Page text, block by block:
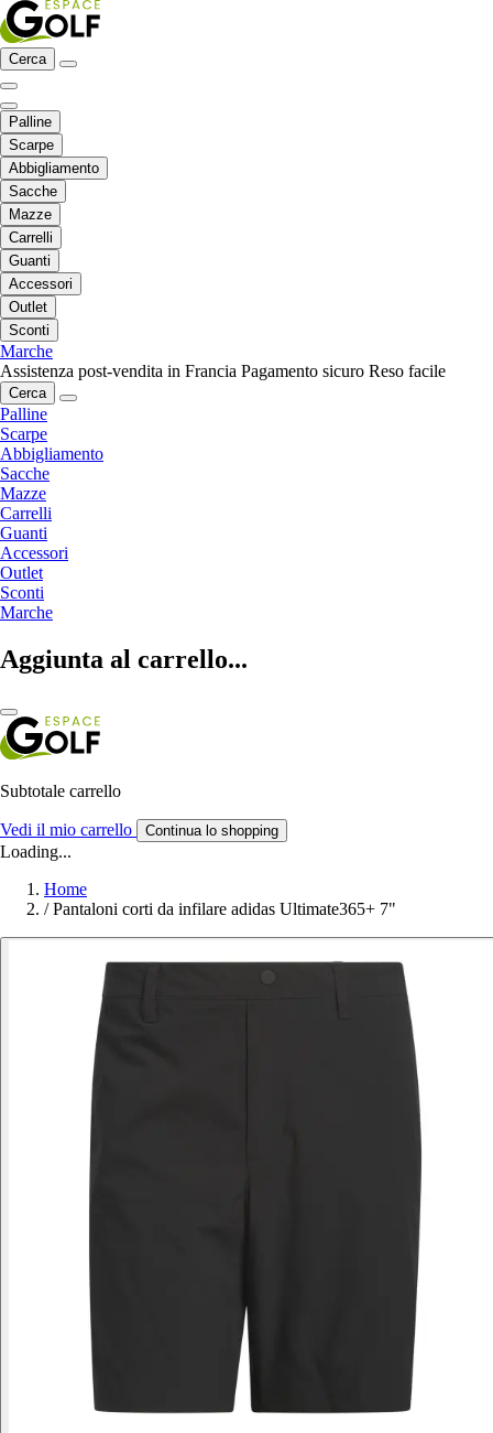
Cerca
Palline
Scarpe
Abbigliamento
Sacche
Mazze
Carrelli
Guanti
Accessori
Outlet
Sconti
Marche
Assistenza post-vendita in Francia Pagamento sicuro Reso facile
Cerca
Palline
Scarpe
Abbigliamento
Sacche
Mazze
Carrelli
Guanti
Accessori
Outlet
Sconti
Marche
Aggiunta al carrello...
Subtotale carrello
Vedi il mio carrello Continua lo shopping
Loading...
Home
/ Pantaloni corti da infilare adidas Ultimate365+ 7"